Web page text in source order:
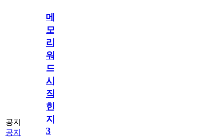
공지
공지
메
모
리
워
드
시
작
한
지
3